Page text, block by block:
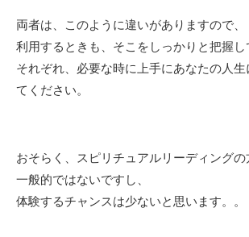
両者は、このように違いがありますので、
利用するときも、そこをしっかりと把握し
それぞれ、必要な時に上手にあなたの人
てください。
おそらく、スピリチュアルリーディングの
一般的ではないですし、
体験するチャンスは少ないと思います。。